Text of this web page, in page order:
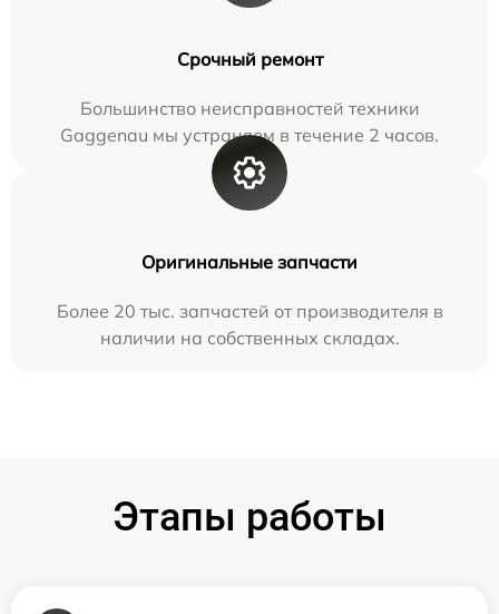
Срочный ремонт
Большинство неисправностей техники
Gaggenau мы устраняем в течение 2 часов.
Оригинальные запчасти
Более 20 тыс. запчастей от производителя в
наличии на собственных складах.
Этапы работы